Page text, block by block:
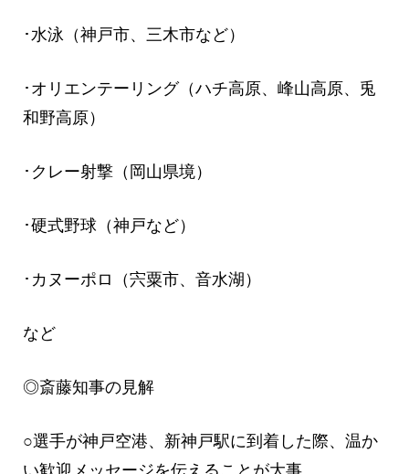
･水泳（神戸市、三木市など）
･オリエンテーリング（ハチ高原、峰山高原、兎
和野高原）
･クレー射撃（岡山県境）
･硬式野球（神戸など）
･カヌーポロ（宍粟市、音水湖）
など
◎斎藤知事の見解
○選手が神戸空港、新神戸駅に到着した際、温か
い歓迎メッセージを伝えることが大事